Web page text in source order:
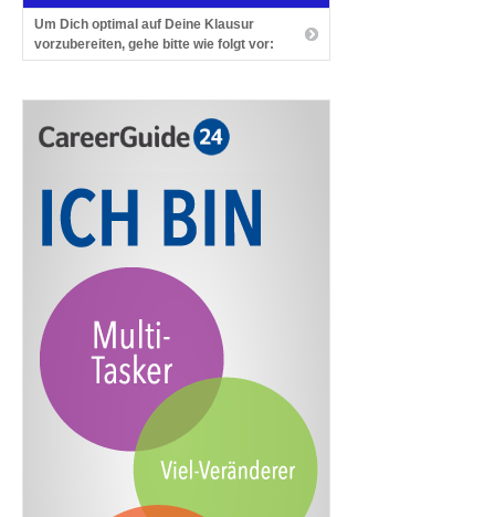
Um Dich optimal auf Deine Klausur
vorzubereiten, gehe bitte wie folgt vor: